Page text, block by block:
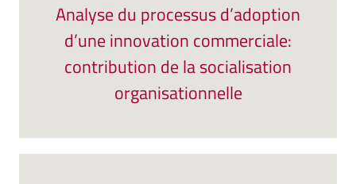
Analyse du processus d’adoption
d’une innovation commerciale:
contribution de la socialisation
organisationnelle